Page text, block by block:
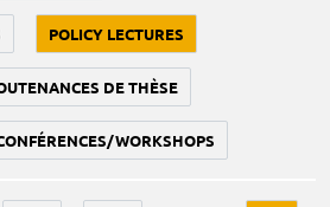
POLICY LECTURES
DE THÈSE
WORKSHOPS